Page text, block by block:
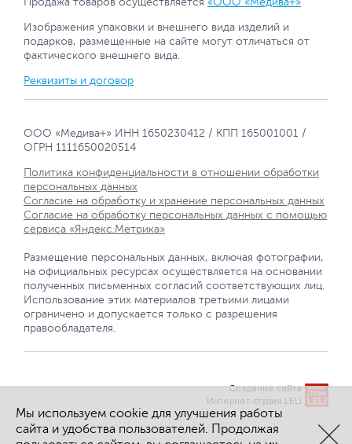
Изображения упаковки и внешнего вида изделий и
подарков, размещенные на сайте могут отличаться от
фактического внешнего вида.
Реквизиты и договор
ООО «Медива+» ИНН 1650230412 / КПП 165001001 /
ОГРН 1111650020514
Политика конфиденциальности в отношении обработки
персональных данных
Согласие на обработку и хранение персональных данных
Согласие на обработку персональных данных с помощью
сервиса «Яндекс.Метрика»
Размещение персональных данных, включая фотографии,
на официальных ресурсах осуществляется на основании
полученных письменных согласий соответствующих лиц.
Использование этих материалов третьими лицами
ограничено и допускается только с разрешения
правообладателя.
Создание сайта
Интернет-студия LELI
Мы используем cookie для улучшения работы
сайта и удобства пользователей. Продолжая